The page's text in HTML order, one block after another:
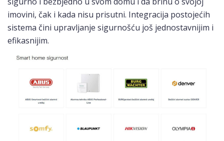
imovini, čak i kada nisu prisutni. Integracija postojećih
sistema čini upravljanje sigurnošću još jednostavnijim i
efikasnijim.